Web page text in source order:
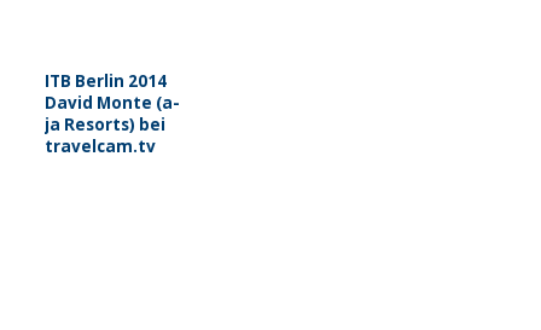
ITB Berlin 2014
David Monte (a-
ja Resorts) bei
travelcam.tv